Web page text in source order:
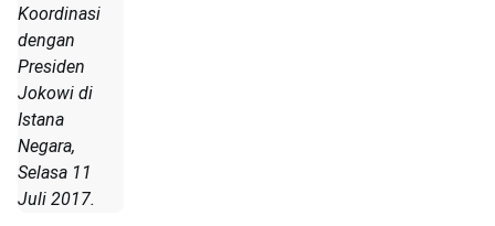
Koordinasi
dengan
Presiden
Jokowi di
Istana
Negara,
Selasa 11
Juli 2017.